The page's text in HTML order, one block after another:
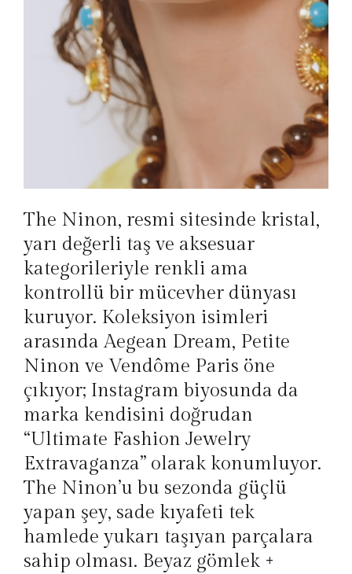
The Ninon, resmi sitesinde kristal,
yarı değerli taş ve aksesuar
kategorileriyle renkli ama
kontrollü bir mücevher dünyası
kuruyor. Koleksiyon isimleri
arasında Aegean Dream, Petite
Ninon ve Vendôme Paris öne
çıkıyor; Instagram biyosunda da
marka kendisini doğrudan
“Ultimate Fashion Jewelry
Extravaganza” olarak konumluyor.
The Ninon’u bu sezonda güçlü
yapan şey, sade kıyafeti tek
hamlede yukarı taşıyan parçalara
sahip olması. Beyaz gömlek +